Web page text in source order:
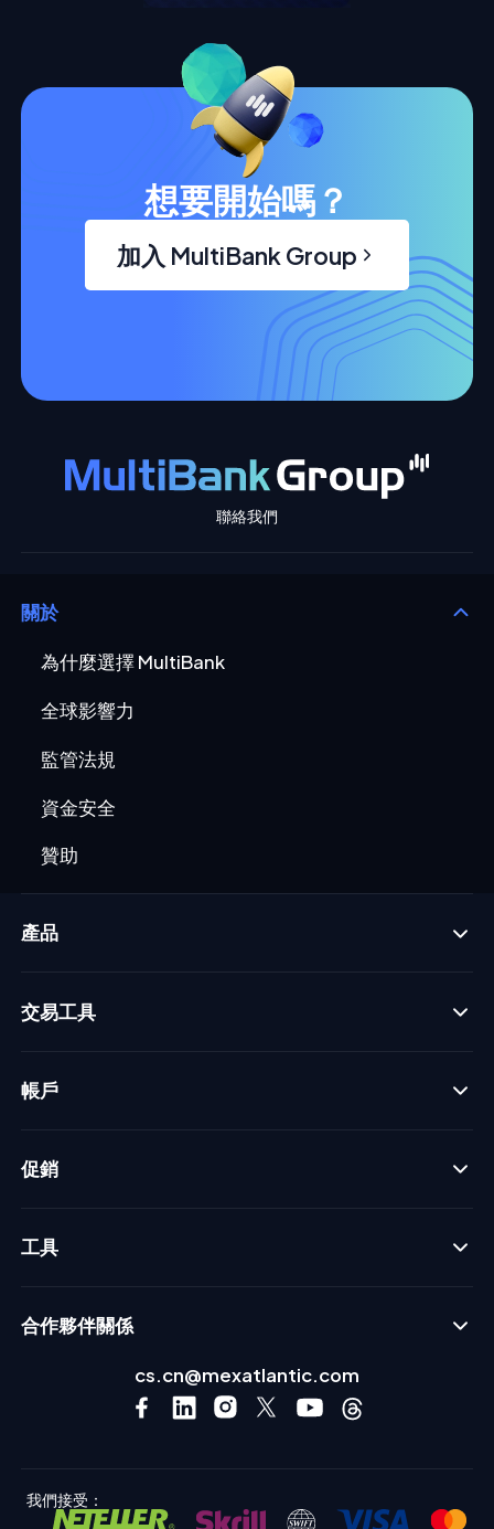
想要開始嗎？
加入 MultiBank Group
聯絡我們
關於
為什麼選擇 MultiBank
全球影響力
監管法規
資金安全
贊助
產品
交易工具
帳戶
促銷
工具
合作夥伴關係
cs.cn@mexatlantic.com
我們接受：